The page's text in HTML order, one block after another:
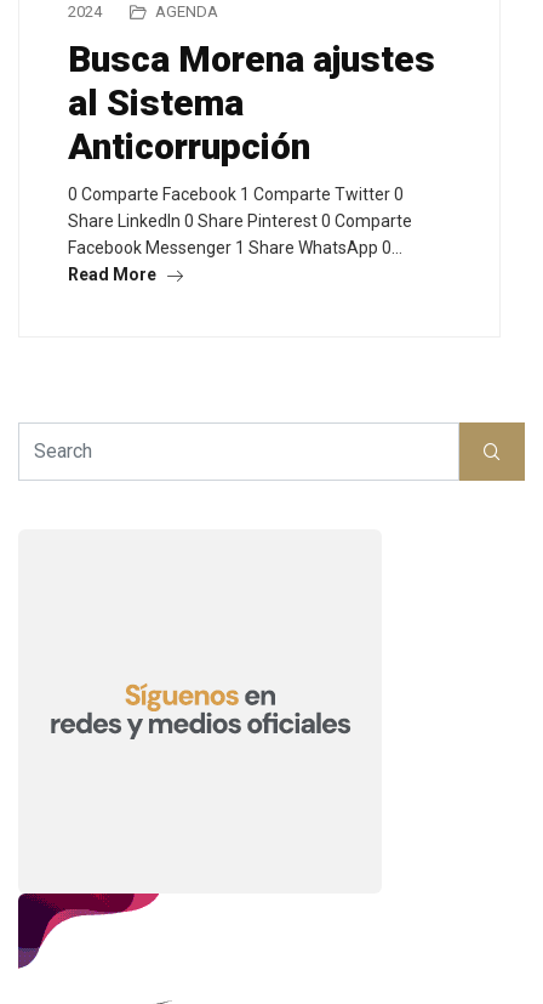
2024
AGENDA
Busca Morena ajustes
al Sistema
Anticorrupción
0 Comparte Facebook 1 Comparte Twitter 0
Share LinkedIn 0 Share Pinterest 0 Comparte
Facebook Messenger 1 Share WhatsApp 0…
Read More